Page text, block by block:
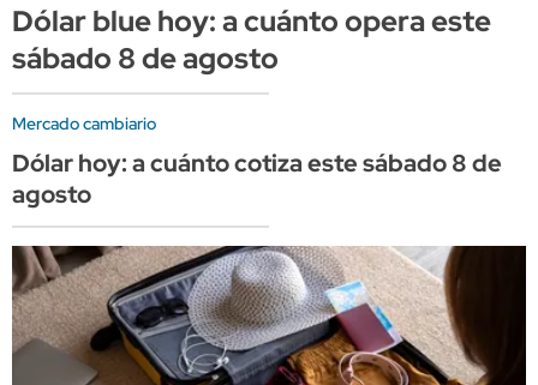
Dólar blue hoy: a cuánto opera este
sábado 8 de agosto
Mercado cambiario
Dólar hoy: a cuánto cotiza este sábado 8 de
agosto